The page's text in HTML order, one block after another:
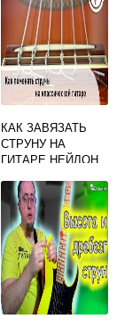
КАК ЗАВЯЗАТЬ
СТРУНУ НА
ГИТАРЕ НЕЙЛОН